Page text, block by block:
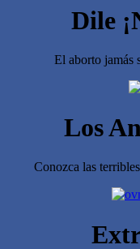
Dile
El aborto jamás
Los
Conozca las